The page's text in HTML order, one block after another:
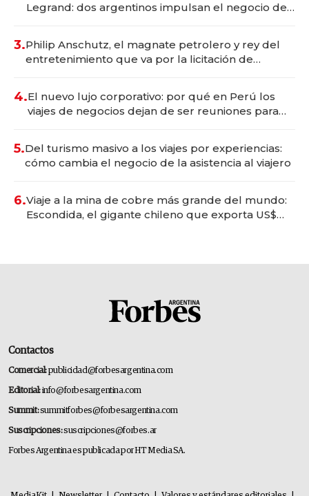
Legrand: dos argentinos impulsan el negocio del
3.Philip Anschutz, el magnate petrolero y rey del
entretenimiento que va por la licitación de
4.El nuevo lujo corporativo: por qué en Perú los
viajes de negocios dejan de ser reuniones para
5.Del turismo masivo a los viajes por experiencias:
cómo cambia el negocio de la asistencia al viajero
6.Viaje a la mina de cobre más grande del mundo:
Escondida, el gigante chileno que exporta US$
Contactos
Comercial:publicidad@forbesargentina.com
Editorial:info@forbesargentina.com
Summit:summitforbes@forbesargentina.com
Suscripciones:suscripciones@forbes.ar
Forbes Argentina es publicada por HT Media SA.